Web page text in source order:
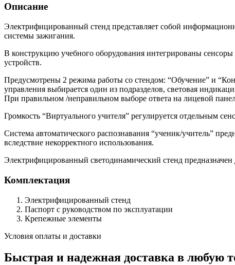
Описание
Электрифицированный стенд представляет собой
системы зажигания.
В конструкцию учебного оборудования интегрированы
устройств.
Предусмотрены 2 режима работы со стендом: “Обучение” и
управления выбирается один из подразделов, световая
При правильном /неправильном выборе ответа на лицевой
Громкость “Виртуального учителя” регулируется отдельным
Система автоматического распознавания “ученик/учитель”
вследствие некорректного использования.
Электрифицированный светодинамический стенд
Комплектация
Электрифицированный стенд
Паспорт с руководством по эксплуатации
Крепежные элементы
Условия оплаты и доставки
Быстрая и надежная доставка в любую